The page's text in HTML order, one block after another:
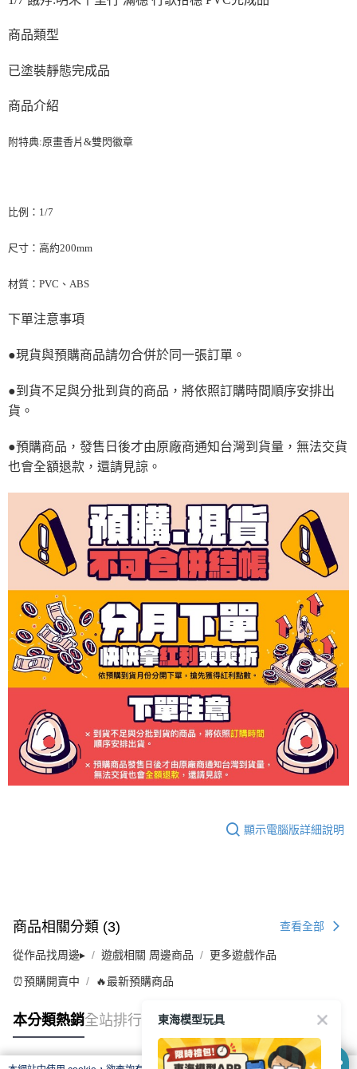
商品類型
已塗裝靜態完成品
商品介紹
附特典:原畫香片&雙閃徽章
比例： 1/7
尺寸： 高約200mm
材質： PVC、ABS
下單注意事項
●現貨與預購商品請勿合併於同一張訂單。
●到貨不足與分批到貨的商品，將依照訂購時間順序安排出
貨。
●預購商品，發售日後才由原廠商通知台灣到貨量，無法交貨
也會全額退款，還請見諒。
顯示電腦版詳細說明
商品相關分類 (3) 查看全部
從作品找周邊▸ 遊戲相關 周邊商品 更多遊戲作品
⏰預購開賣中 🔥最新預購商品
本分類熱銷全站排行 東海模型玩具